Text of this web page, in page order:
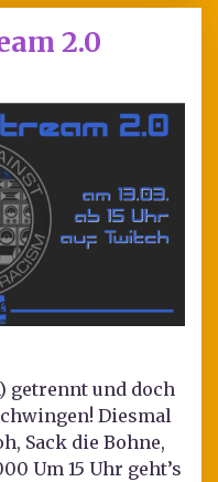
2.0
getrennt und doch
Diesmal
Sack die Bohne,
Um 15 Uhr geht’s